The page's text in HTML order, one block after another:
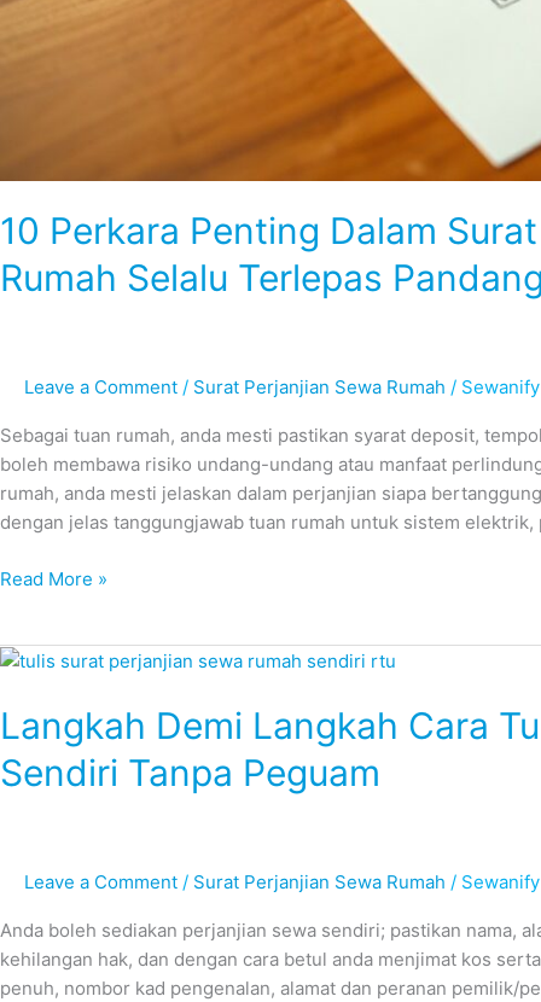
10 Perkara Penting Dalam
Rumah Selalu Terlepas Pandang
Leave a Comment / Surat Perjanjian Sewa Rumah / Sewanify
Sebagai tuan rumah, anda mesti pastikan syarat deposit,
boleh membawa risiko undang-undang atau manfaat
rumah, anda mesti jelaskan dalam perjanjian siapa
dengan jelas tanggungjawab tuan rumah untuk sistem elektrik,
Read More »
Langkah Demi Langkah Cara
Sendiri Tanpa Peguam
Leave a Comment / Surat Perjanjian Sewa Rumah / Sewanify
Anda boleh sediakan perjanjian sewa sendiri; pastikan nama,
kehilangan hak, dan dengan cara betul anda menjimat kos
penuh, nombor kad pengenalan, alamat dan peranan pemilik/
Langkah
Langkah
Cara
Tulis
Rumah
Sendiri
Tanpa
Peguam